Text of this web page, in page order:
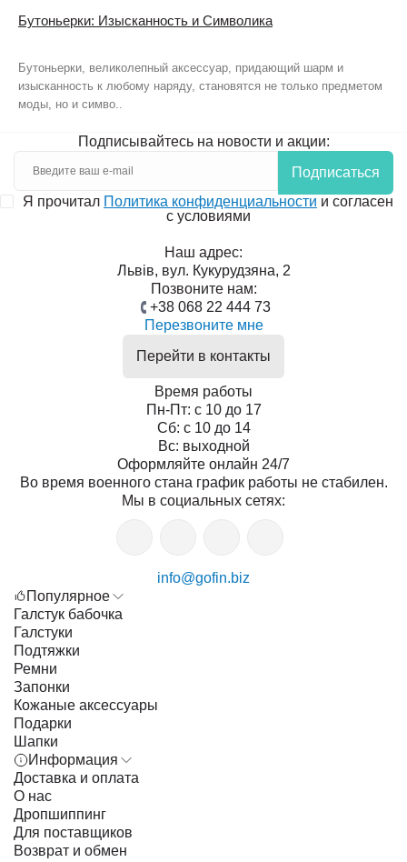
Бутоньерки: Изысканность и Символика
Бутоньерки, великолепный аксессуар, придающий шарм и
изысканность к любому наряду, становятся не только предметом
моды, но и симво..
Подписывайтесь на новости и акции:
Подписаться
Я прочитал Политика конфиденциальности и согласен
с условиями
Наш адрес:
Львів, вул. Кукурудзяна, 2
Позвоните нам:
+38 068 22 444 73
Перезвоните мне
Перейти в контакты
Время работы
Пн-Пт: с 10 до 17
Сб: с 10 до 14
Вс: выходной
Оформляйте онлайн 24/7
Во время военного стана график работы не стабилен.
Мы в социальных сетях:
info@gofin.biz
Популярное
Галстук бабочка
Галстуки
Подтяжки
Ремни
Запонки
Кожаные аксессуары
Подарки
Шапки
Информация
Доставка и оплата
О нас
Дропшиппинг
Для поставщиков
Возврат и обмен